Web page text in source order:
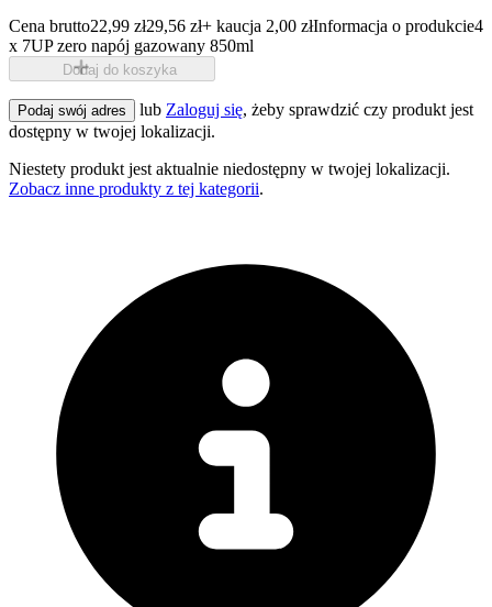
Cena brutto22,99 zł29,56 zł+ kaucja 2,00 złInformacja o produkcie4
x 7UP zero napój gazowany 850ml
Dodaj do koszyka
Podaj swój adres lub Zaloguj się, żeby sprawdzić czy produkt jest
dostępny w twojej lokalizacji.
Niestety produkt jest aktualnie niedostępny w twojej lokalizacji.
Zobacz inne produkty z tej kategorii.